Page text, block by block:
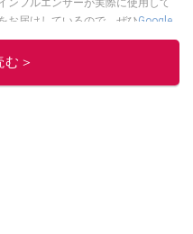
ンフルエンサーが実際に使用して
お届けしているので、ぜひGoogle
オシストの他の記事を読む
＞